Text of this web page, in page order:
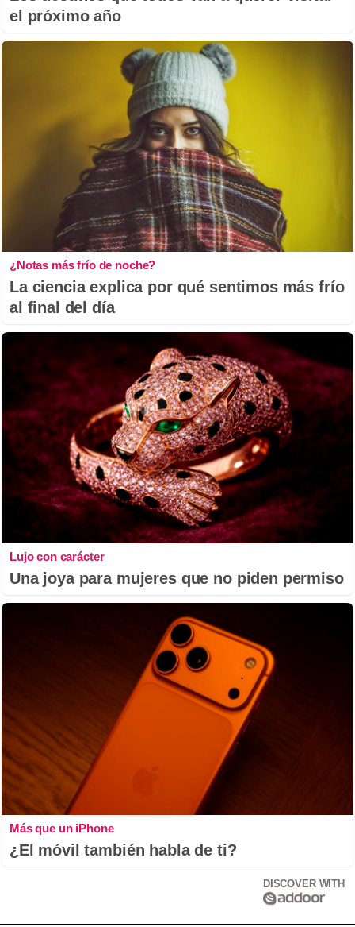
el próximo año
¿Notas más frío de noche?
La ciencia explica por qué sentimos más frío
al final del día
Lujo con carácter
Una joya para mujeres que no piden permiso
Más que un iPhone
¿El móvil también habla de ti?
DISCOVER WITH